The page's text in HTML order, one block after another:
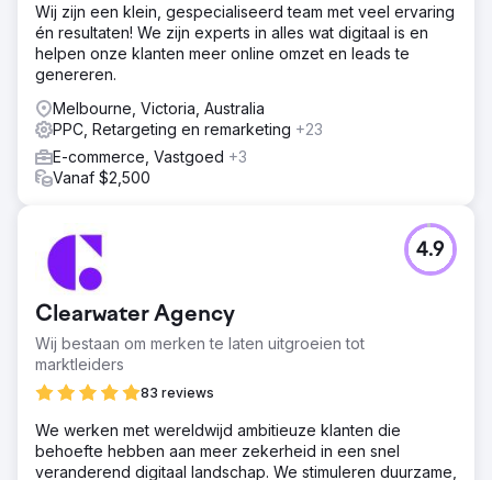
Wij zijn een klein, gespecialiseerd team met veel ervaring
én resultaten! We zijn experts in alles wat digitaal is en
helpen onze klanten meer online omzet en leads te
genereren.
Melbourne, Victoria, Australia
PPC, Retargeting en remarketing +23
E-commerce, Vastgoed +3
Vanaf $2,500
Clearwater Agency
Wij bestaan om merken te laten uitgroeien tot
marktleiders
83 reviews
4.9
We werken met wereldwijd ambitieuze klanten die
behoefte hebben aan meer zekerheid in een snel
veranderend digitaal landschap. We stimuleren duurzame,